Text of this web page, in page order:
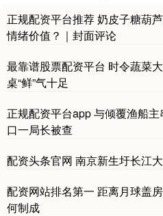
正规配资平台推荐 奶皮子糖葫
情绪价值？｜封面评论
最靠谱股票配资平台 时令蔬菜
桌“鲜”气十足
正规配资平台app 与倾覆渔船
口一局长被查
配资头条官网 南京新生圩长江
配资网站排名第一 距离月球盖
何制成